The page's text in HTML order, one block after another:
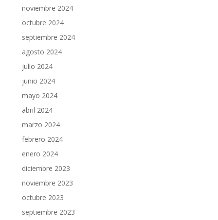
noviembre 2024
octubre 2024
septiembre 2024
agosto 2024
julio 2024
junio 2024
mayo 2024
abril 2024
marzo 2024
febrero 2024
enero 2024
diciembre 2023
noviembre 2023
octubre 2023
septiembre 2023